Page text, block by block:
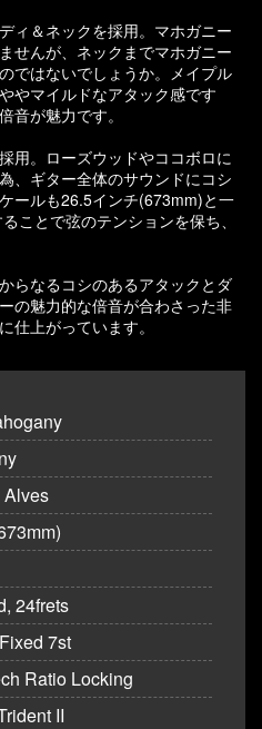
ィ＆ネックを採用。マホガニー
せんが、ネックまでマホガニー
ではないでしょうか。メイプル
やマイルドなアタック感です
音が魅力です。
用。ローズウッドやココボロに
、ギター全体のサウンドにコシ
ールも26.5インチ(673mm)と一
ことで弦のテンションを保ち、
らなるコシのあるアタックとダ
の魅力的な倍音が合わさった非
仕上がっています。
Alves
24frets
7st
Ratio Locking
II